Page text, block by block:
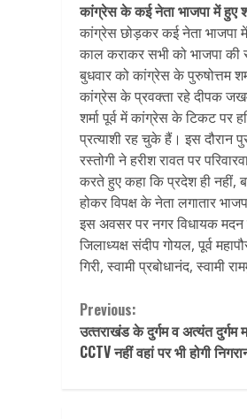
कांग्रेस के कई नेता भाजपा में हुए
कांग्रेस छोड़कर कई नेता भाजपा
काल कराकर सभी को भाजपा की
बुधवार को कांग्रेस के पुरुषोत्तम
कांग्रेस के प्रवक्ता रहे दीपक
शर्मा पूर्व में कांग्रेस के टिकट पर
प्रत्याशी रह चुके हैं। इस दौरान
रस्तोगी ने हरीश रावत पर
करते हुए कहा कि प्रदेश ही नहीं,
होकर विपक्ष के नेता लगातार
इस अवसर पर नगर विधायक मदन
जिलाध्यक्ष संदीप गोयल, पूर्व
गिरी, स्वामी प्रबोधानंद, स्वामी
Continue
Reading
Previous:
उत्‍तराखंड के दुर्गम व अत्यंत
CCTV नहीं वहां पर भी होगी